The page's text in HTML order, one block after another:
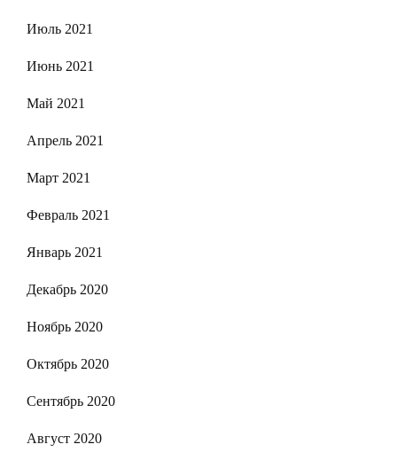
Июль 2021
Июнь 2021
Май 2021
Апрель 2021
Март 2021
Февраль 2021
Январь 2021
Декабрь 2020
Ноябрь 2020
Октябрь 2020
Сентябрь 2020
Август 2020